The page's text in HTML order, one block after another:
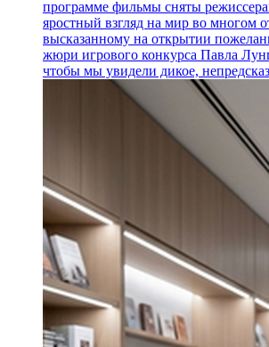
программе фильмы сняты
яростный взгляд на мир во многом
высказанному на открытии
жюри игрового конкурса Павла
чтобы мы увидели дикое,